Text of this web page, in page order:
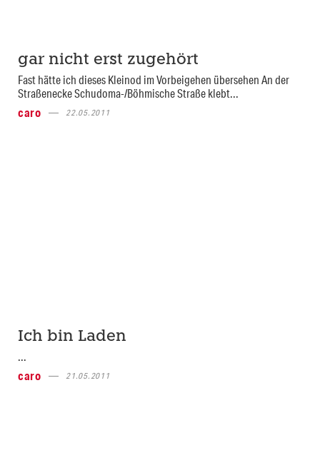
gar nicht erst zugehört
Fast hätte ich dieses Kleinod im Vorbeigehen übersehen An der
Straßenecke Schudoma-/Böhmische Straße klebt...
caro
22.05.2011
Ich bin Laden
...
caro
21.05.2011